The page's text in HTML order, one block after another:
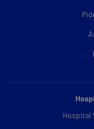
Hospital